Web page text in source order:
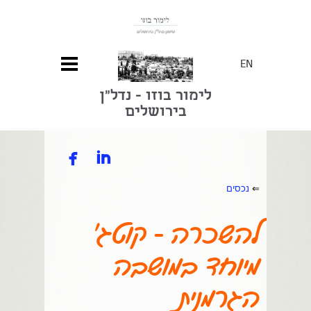
לימור בוזו - נדל"ן
בירושלים
EN
 
⇐ נכסים
להשכרה - קוטג'
מיוחד במושבה
הגרמנית